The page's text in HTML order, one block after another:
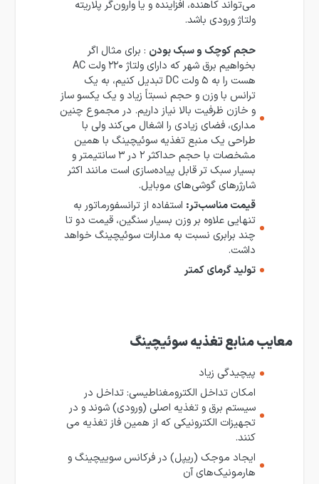
می‌تواند کاهنده، افزاینده و یا وارون‌گر پلاریته
ولتاژ ورودی باشد.
حجم کوچک و سبک بودن : برای مثال اگر
بخواهیم برق شهر که دارای ولتاژ ۲۲۰ ولت AC
هست را به ۵ ولت DC تبدیل کنیم، به یک
ترانس با وزن و حجم نسبتاً زیاد و یک یکسو ساز
و خازن ظرفیت بالا نیاز داریم. در مجموع چنین
مداری، فضای زیادی را اشغال می‌کند ولی با
طراحی یک منبع تغذیه سوئیچینگ با همین
مشخصات با حجم حداکثر ۲ در ۳ سانتیمتر و
بسیار سبک تر قابل پیاده‌سازی است مانند اکثر
شارژرهای گوشی‌های موبایل.
قیمت مناسب‌تر: استفاده از ترانسفورماتور به
تنهایی علاوه بر وزن بسیار سنگین، قیمت دو تا
چند برابری نسبت به مدارات سوئیچینگ خواهد
داشت.
تولید گرمای کمتر
معایب منابع تغذیه سوئیچینگ
پیچیدگی زیاد
امکان تداخل الکترومغناطیسی: تداخل در
سیستم برق و تغذیه اصلی (ورودی) شوند و در
تجهیزات الکترونیکی که از همین فاز تغذیه می
کنند.
ایجاد موجک (ریپل) در فرکانس سوییچینگ و
هارمونیک‌های آن